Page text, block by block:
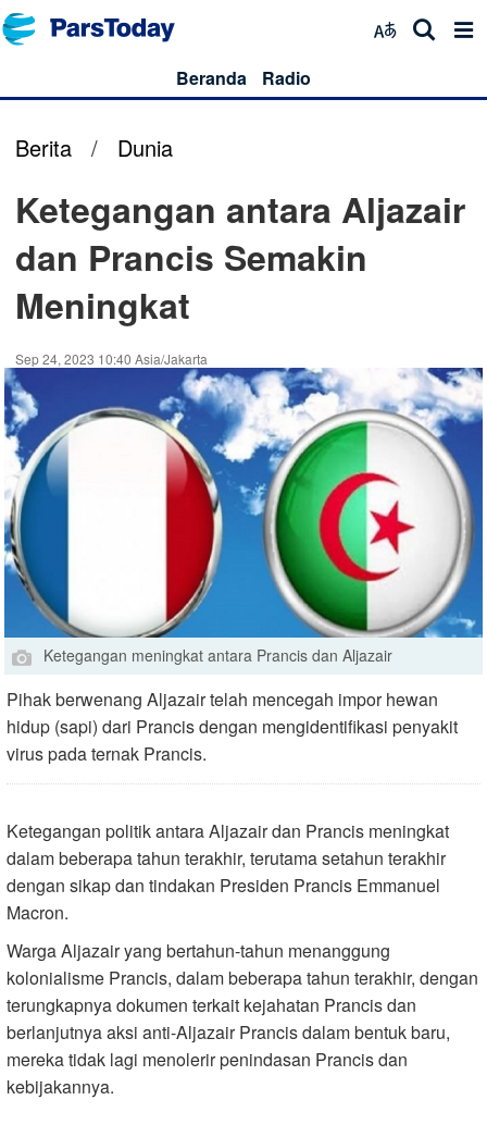
Beranda Radio
Berita / Dunia
Ketegangan antara Aljazair
dan Prancis Semakin
Meningkat
Sep 24, 2023 10:40 Asia/Jakarta
Ketegangan meningkat antara Prancis dan Aljazair
Pihak berwenang Aljazair telah mencegah impor hewan
hidup (sapi) dari Prancis dengan mengidentifikasi penyakit
virus pada ternak Prancis.
Ketegangan politik antara Aljazair dan Prancis meningkat
dalam beberapa tahun terakhir, terutama setahun terakhir
dengan sikap dan tindakan Presiden Prancis Emmanuel
Macron.
Warga Aljazair yang bertahun-tahun menanggung
kolonialisme Prancis, dalam beberapa tahun terakhir, dengan
terungkapnya dokumen terkait kejahatan Prancis dan
berlanjutnya aksi anti-Aljazair Prancis dalam bentuk baru,
mereka tidak lagi menolerir penindasan Prancis dan
kebijakannya.